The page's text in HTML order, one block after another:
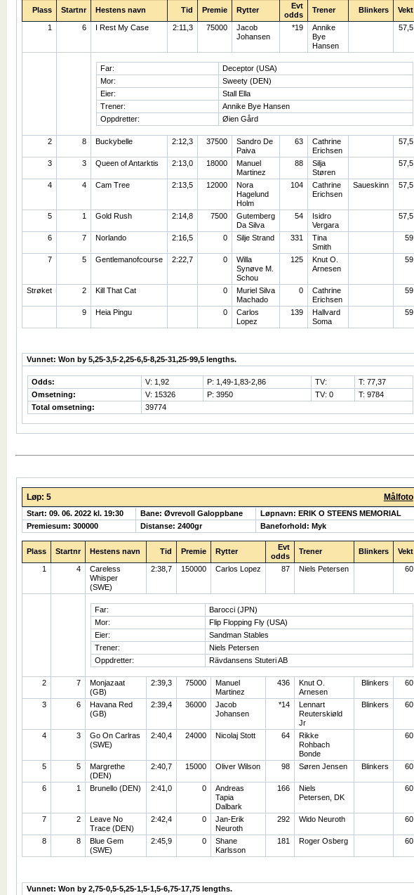
Plass Startnr Hestens navn Tid Premie Rytter
Evt
odds
Trener Blinkers Vekt
1 6 I Rest My Case 2:11,3 75000
Jacob
Johansen
*19
Annike
Bye
Hansen
57,5
Far:
Deceptor (USA)
Mor:
Sweety (DEN)
Eier:
Stall Ella
Trener:
Annike Bye Hansen
Oppdretter:
Øien Gård
2 8 Buckybelle 2:12,3 37500
Sandro De
Paiva
63
Cathrine
Erichsen
57,5
3 3 Queen of Antarktis 2:13,0 18000
Manuel
Martinez
88
Silja
Støren
57,5
4 4 Cam Tree 2:13,5 12000
Nora
Hagelund
Holm
104
Cathrine
Erichsen
Saueskinn 57,5
5 1 Gold Rush 2:14,8 7500
Gutemberg
Da Silva
54
Isidro
Vergara
57,5
6 7 Norlando 2:16,5 0 Silje Strand 331
Tina
Smith
59
7 5 Gentlemanofcourse 2:22,7 0
Willa
Synøve M.
Schou
125
Knut O.
Arnesen
59
Strøket 2 Kill That Cat 0
Muriel Silva
Machado
0
Cathrine
Erichsen
59
9 Heia Pingu 0
Carlos
Lopez
139
Hallvard
Soma
59
Vunnet: Won by 5,25-3,5-2,25-6,5-8,25-31,25-99,5 lengths.
Odds: V: 1,92 P: 1,49-1,83-2,86 TV:
T: 77,37
Omsetning:
V: 15326 P: 3950 TV: 0
T: 9784
Total omsetning:
39774
Løp: 5 Målfoto
Start: 09. 06. 2022 kl. 19:30 Bane: Øvrevoll Galoppbane
Løpnavn: ERIK O STEENS MEMORIAL
Premiesum: 300000
Distanse: 2400gr Baneforhold: Myk
Plass Startnr Hestens navn Tid Premie Rytter
Evt
odds
Trener Blinkers Vekt
1 4
Careless
Whisper
(SWE)
2:38,7 150000 Carlos Lopez 87 Niels Petersen 60
Far:
Barocci (JPN)
Mor:
Flip Flopping Fly (USA)
Eier:
Sandman Stables
Trener:
Niels Petersen
Oppdretter:
Rävdansens Stuteri AB
2 7
Monjazaat
(GB)
2:39,3 75000
Manuel
Martinez
436
Knut O.
Arnesen
Blinkers 60
3 6
Havana Red
(GB)
2:39,4 36000
Jacob
Johansen
*14
Lennart
Reuterskiøld
Jr
Blinkers 60
4 3
Go On Carlras
(SWE)
2:40,4 24000 Nicolaj Stott 64
Rikke
Rohbach
Bonde
60
5 5
Margrethe
(DEN)
2:40,7 15000 Oliver Wilson 98 Søren Jensen Blinkers 60
6 1 Brunello (DEN) 2:41,0 0
Andreas
Tapia
Dalbark
166
Niels
Petersen, DK
60
7 2
Leave No
Trace (DEN)
2:42,4 0
Jan-Erik
Neuroth
292 Wido Neuroth 60
8 8
Blue Gem
(SWE)
2:45,9 0
Shane
Karlsson
181 Roger Osberg 60
Vunnet: Won by 2,75-0,5-5,25-1,5-1,5-6,75-17,75 lengths.